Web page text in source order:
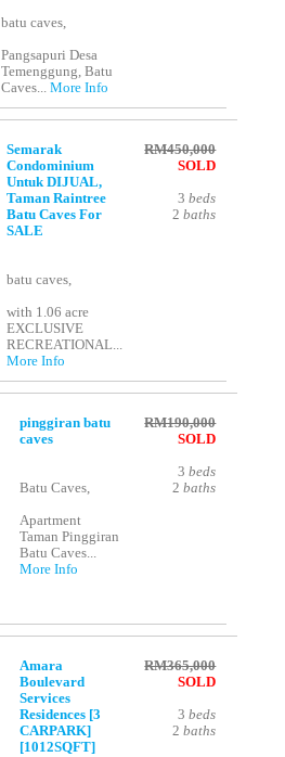
batu caves,
Pangsapuri Desa
Temenggung, Batu
Caves...More Info
Semarak
Condominium
Untuk DIJUAL,
Taman Raintree
Batu Caves For
SALE
batu caves,
with 1.06 acre
EXCLUSIVE
RECREATIONAL...
More Info
RM450,000
SOLD
3 beds
2 baths
pinggiran batu
caves
Batu Caves,
Apartment
Taman Pinggiran
Batu Caves...
More Info
RM190,000
SOLD
3 beds
2 baths
Amara
Boulevard
Services
Residences [3
CARPARK]
[1012SQFT]
RM365,000
SOLD
3 beds
2 baths